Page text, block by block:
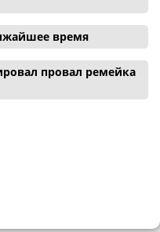
время
провал ремейка